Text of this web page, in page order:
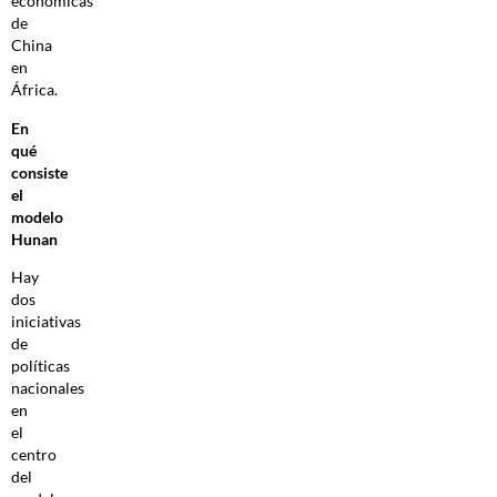
de
China
en
África.
En
qué
consiste
el
modelo
Hunan
Hay
dos
iniciativas
de
políticas
nacionales
en
el
centro
del